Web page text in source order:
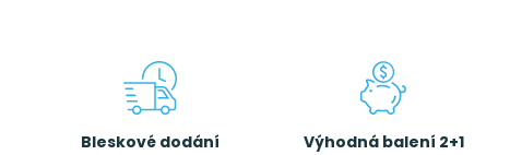
Bleskové dodání Výhodná balení 2+1